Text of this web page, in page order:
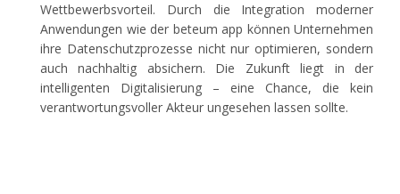
Wettbewerbsvorteil. Durch die Integration moderner
Anwendungen wie der beteum app können Unternehmen
ihre Datenschutzprozesse nicht nur optimieren, sondern
auch nachhaltig absichern. Die Zukunft liegt in der
intelligenten Digitalisierung – eine Chance, die kein
verantwortungsvoller Akteur ungesehen lassen sollte.